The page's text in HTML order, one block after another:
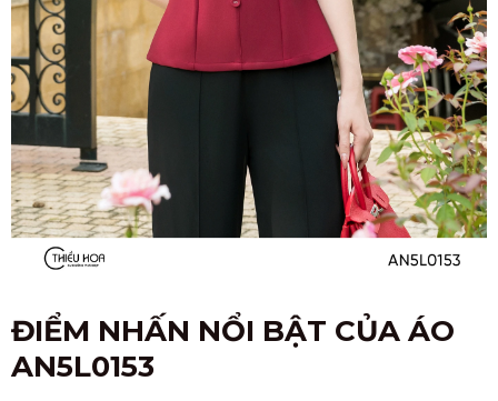
ĐIỂM NHẤN NỔI BẬT CỦA ÁO
AN5L0153